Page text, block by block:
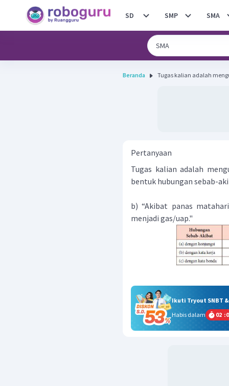
SD SMP SMA
Beranda Tugas kalian adalah
Pertanyaan
Tugas kalian adalah
bentuk hubungan sebab-
b) “Akibat panas
menjadi gas/uap."
Ikuti Tryout SNBT
Habis dalam
02 :